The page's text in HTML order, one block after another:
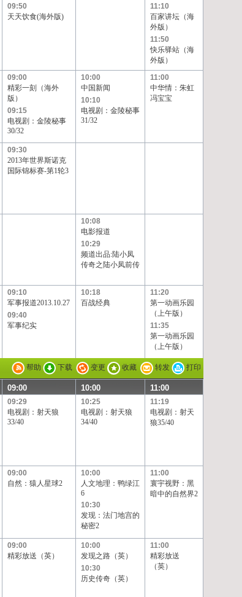
09:50
天天饮食(海外版)
11:10
百家讲坛（海
外版）
11:50
快乐驿站（海
外版）
09:00
精彩一刻（海外
版）
09:15
电视剧：金陵秘事
30/32
10:00
中国新闻
10:10
电视剧：金陵秘事
31/32
11:00
中华情：朱虹
冯宝宝
09:30
2013年世界斯诺克
国际锦标赛-第1轮3
10:08
电影报道
10:29
频道出品:陆小凤
传奇之陆小凤前传
09:10
军事报道2013.10.27
09:40
军事纪实
10:18
百战经典
11:20
第一动画乐园
（上午版）
11:35
第一动画乐园
（上午版）
帮助 下载 变更 收藏 转发 打印
09:00 10:00 11:00
09:29
电视剧：射天狼
33/40
10:25
电视剧：射天狼
34/40
11:19
电视剧：射天
狼35/40
09:00
自然：猿人星球2
10:00
人文地理：鸭绿江
6
10:30
发现：法门地宫的
秘密2
11:00
寰宇视野：黑
暗中的自然界2
09:00
精彩放送（英）
10:00
发现之路（英）
10:30
历史传奇（英）
11:00
精彩放送
（英）